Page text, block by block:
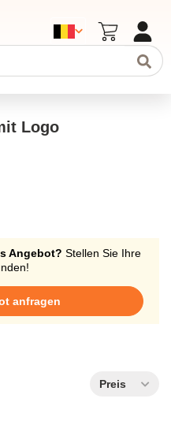
Logo
Angebot? Stellen Sie Ihre
anfragen
Preis